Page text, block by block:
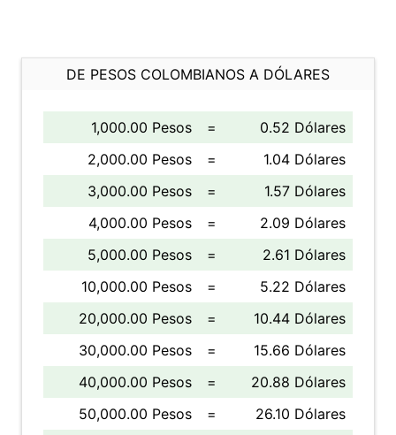
DE PESOS COLOMBIANOS A DÓLARES
1,000.00 Pesos =
0.52 Dólares
2,000.00 Pesos
=
1.04 Dólares
3,000.00 Pesos
=
1.57 Dólares
4,000.00 Pesos
=
2.09 Dólares
5,000.00 Pesos
=
2.61 Dólares
10,000.00 Pesos
=
5.22 Dólares
20,000.00 Pesos
=
10.44 Dólares
30,000.00 Pesos
=
15.66 Dólares
40,000.00 Pesos
=
20.88 Dólares
50,000.00 Pesos
= 26.10 Dólares